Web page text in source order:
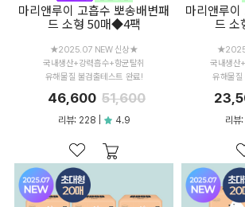
마리앤루이 고흡수 뽀송배변패
드 소형 50매◆4팩
★2025.07 NEW 신상★
국내생산+강력흡수+항균탈취
유해물질 불검출테스트 완료!
46,600 51,600
리뷰: 228 | 4.9
마리앤루
드
국내생산
유해물질
리뷰